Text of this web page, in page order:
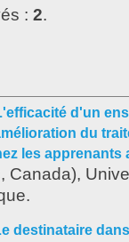
: 2.
d'un
du
les
Canada),
destinataire